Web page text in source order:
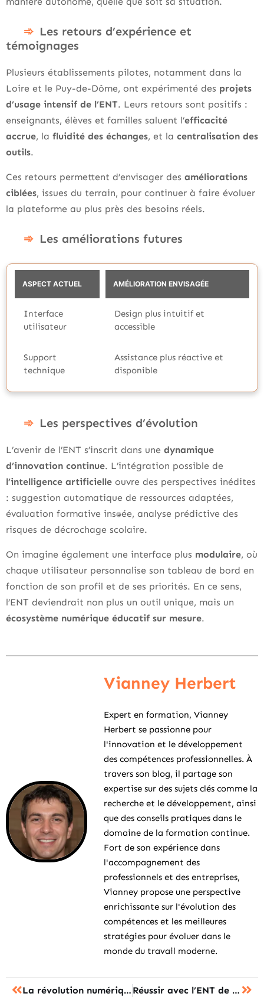
Les retours d’expérience et
témoignages
Plusieurs établissements pilotes, notamment dans la
Loire et le Puy-de-Dôme, ont expérimenté des projets
d’usage intensif de l’ENT. Leurs retours sont positifs :
enseignants, élèves et familles saluent l’efficacité
accrue, la fluidité des échanges, et la centralisation des
outils.
Ces retours permettent d’envisager des améliorations
ciblées, issues du terrain, pour continuer à faire évoluer
la plateforme au plus près des besoins réels.
Les améliorations futures
ASPECT ACTUEL AMÉLIORATION ENVISAGÉE
Interface
utilisateur
Design plus intuitif et
accessible
Support
technique
Assistance plus réactive et
disponible
Les perspectives d’évolution
L’avenir de l’ENT s’inscrit dans une dynamique
d’innovation continue. L’intégration possible de
l’intelligence artificielle ouvre des perspectives inédites
: suggestion automatique de ressources adaptées,
évaluation formative instantanée, analyse prédictive des
risques de décrochage scolaire.
On imagine également une interface plus modulaire, où
chaque utilisateur personnalise son tableau de bord en
fonction de son profil et de ses priorités. En ce sens,
l’ENT deviendrait non plus un outil unique, mais un
écosystème numérique éducatif sur mesure.
Vianney Herbert
Expert en formation, Vianney
Herbert se passionne pour
l'innovation et le développement
des compétences professionnelles. À
travers son blog, il partage son
expertise sur des sujets clés comme la
recherche et le développement, ainsi
que des conseils pratiques dans le
domaine de la formation continue.
Fort de son expérience dans
l'accompagnement des
professionnels et des entreprises,
Vianney propose une perspective
enrichissante sur l'évolution des
compétences et les meilleures
stratégies pour évoluer dans le
monde du travail moderne.
La révolution numérique en lycée : monlycee.net et ses atouts méconnus Réussir avec l’ENT de Poitiers : un atout pour votre formation !